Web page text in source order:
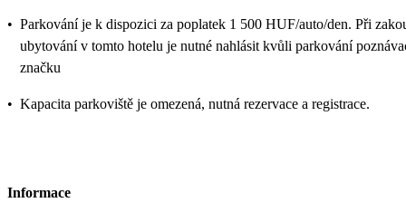
• Parkování je k dispozici za poplatek 1 500 HUF/auto/den. Při
ubytování v tomto hotelu je nutné nahlásit kvůli parkování
značku
• Kapacita parkoviště je omezená, nutná rezervace a registrace.
Informace